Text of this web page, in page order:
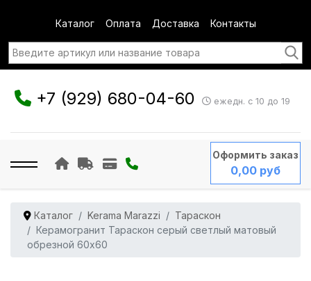
Каталог Оплата Доставка Контакты
+7 (929) 680-04-60 ежедн. с 10 до 19
Оформить заказ
0,00 руб
Каталог Kerama Marazzi
Тараскон
Керамогранит Тараскон серый светлый матовый
обрезной 60x60